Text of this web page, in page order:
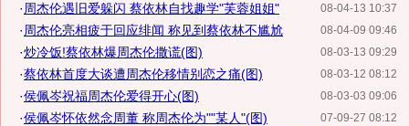
08-04-13 10:37
· 周杰伦遇旧爱躲闪 蔡依林自找趣学"芙蓉姐姐"
08-04-09 09:46
· 周杰伦亮相疲于回应绯闻 称见到蔡依林不尴尬
08-03-13 09:29
·炒冷饭!蔡依林爆周杰伦撒谎(图)
08-03-12 08:12
·蔡依林首度大谈遭周杰伦移情别恋之痛(图)
08-03-03 09:06
·侯佩岑祝福周杰伦爱得开心(图)
07-09-27 08:12
·侯佩岑怀依然念周董 称周杰伦为""某人"(图)